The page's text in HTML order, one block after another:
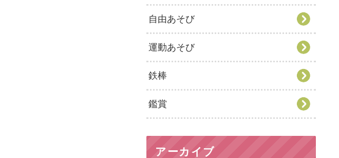
自由あそび
運動あそび
鉄棒
鑑賞
アーカイブ